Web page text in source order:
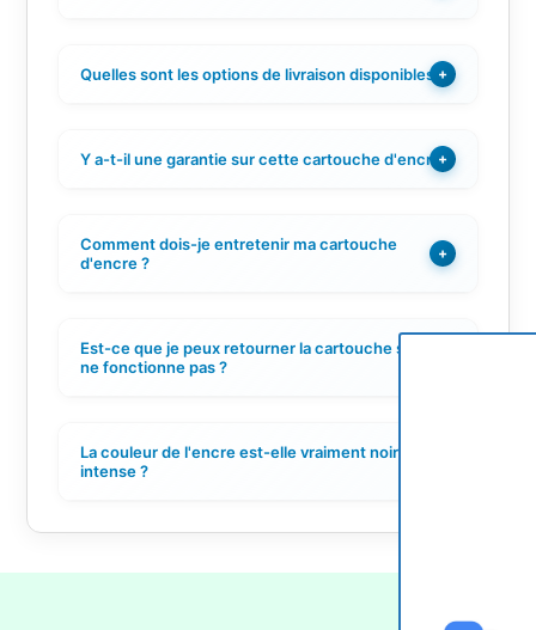
Quelles sont les options de livraison disponibles ?
+
Y a-t-il une garantie sur cette cartouche d'encre ?
+
Comment dois-je entretenir ma cartouche
d'encre ?
+
Est-ce que je peux retourner la cartouche si elle
ne fonctionne pas ?
La couleur de l'encre est-elle vraiment noire
intense ?